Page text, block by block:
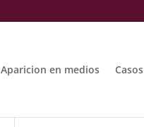
Aparicion en medios